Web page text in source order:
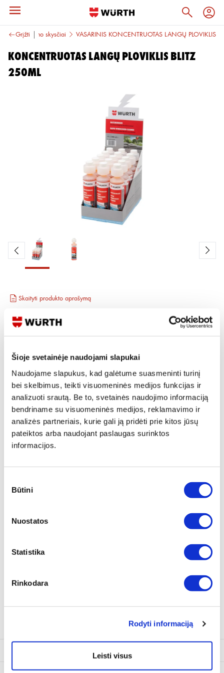
Šioje svetainėje naudojami slapukai
Naudojame slapukus, kad galėtume suasmeninti turinį
bei skelbimus, teikti visuomeninės medijos funkcijas ir
analizuoti srautą. Be to, svetainės naudojimo informaciją
bendriname su visuomeninės medijos, reklamavimo ir
analizės partneriais, kurie gali ją pridėti prie kitos jūsų
pateiktos arba naudojant paslaugas surinktos
informacijos.
pasirinkimas
Būtini
Nuostatos
Statistika
Rinkodara
Rodyti informaciją
Leisti visus
Grįžti
Langų plovimo skysčiai VASARINIS KONCENTRUOTAS LANGŲ PLOVIKLIS
KONCENTRUOTAS LANGŲ PLOVIKLIS BLITZ
250ML
Skaityti produkto aprašymą
Produkto Nr. 0892 333 250
Prisijungti / Registruotis
Rašyti užklausą
Reikia daugiau informacijos?
Rodyti artimiausią parduotuvę
Skambinti:
Koncentruotas langų ploviklis 1:100
Ant automobilio stiklo nelieka purvo dryžių
Pašalina prilipusios vabzdžius ir kitus teršalus
Nepaveikia polikarbonato stiklų
Techninė informacija